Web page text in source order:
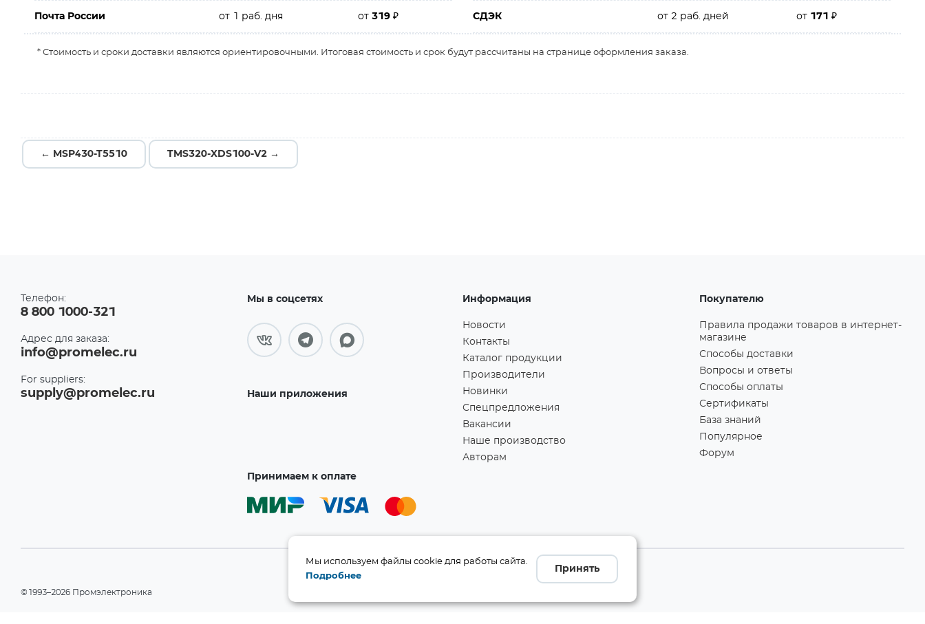
Почта России от 1 раб. дня от319₽ СДЭК от 2 раб. дней от 171₽
* Стоимость и сроки доставки являются ориентировочными. Итоговая стоимость и срок будут рассчитаны на странице оформления заказа.
← MSP430-T5510 TMS320-XDS100-V2 →
Телефон:
8 800 1000-321
Адрес для заказа:
info@promelec.ru
For suppliers:
supply@promelec.ru
Мы в соцсетях
Наши приложения
Принимаем к оплате
Информация
Новости
Контакты
Каталог продукции
Производители
Новинки
Спецпредложения
Вакансии
Наше производство
Авторам
Покупателю
Правила продажи товаров в интернет-
магазине
Способы доставки
Вопросы и ответы
Способы оплаты
Сертификаты
База знаний
Популярное
Форум
©1993–2026 Промэлектроника
Мы используем файлы cookie для работы сайта.
Подробнее
Принять